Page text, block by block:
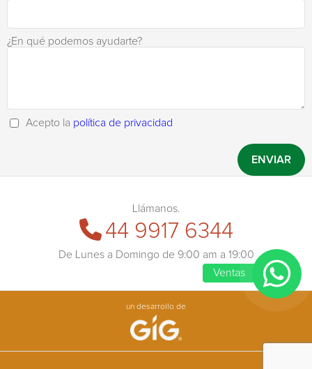
¿En qué podemos ayudarte?
Acepto la política de privacidad
Llámanos.
44 9917 6344
De Lunes a Domingo de 9:00 am a 19:00
un desarrollo de
Ventas